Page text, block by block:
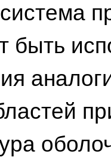
быть